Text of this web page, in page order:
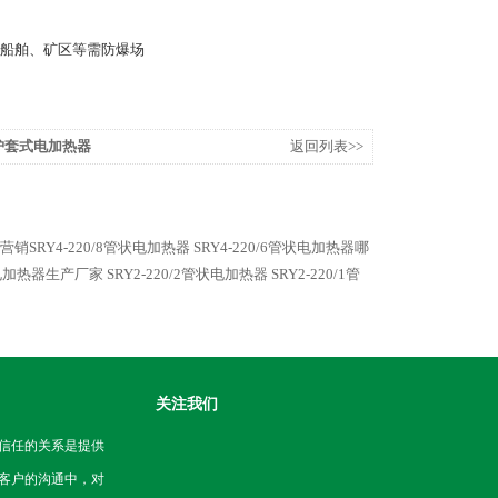
舶、矿区等需防爆场
式电加热器 返回列表>>
营销SRY4-220/8管状电加热器 SRY4-220/6管状电加热器哪
热器生产厂家 SRY2-220/2管状电加热器 SRY2-220/1管
任的关系是提供
户的沟通中，对
关注我们